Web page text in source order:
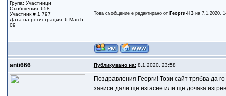
Група: Участници
Съобщения: 658
Участник # 1 797
Дата на регистрация: 6-March
09
Това съобщение е редактирано от Георги-НЗна 7.1.2020,
anti666 Публикувано на:8.1.2020, 23:58
Поздравления Георги! Този сайт трябва да
зависи дали ще изгасне или ще дочака